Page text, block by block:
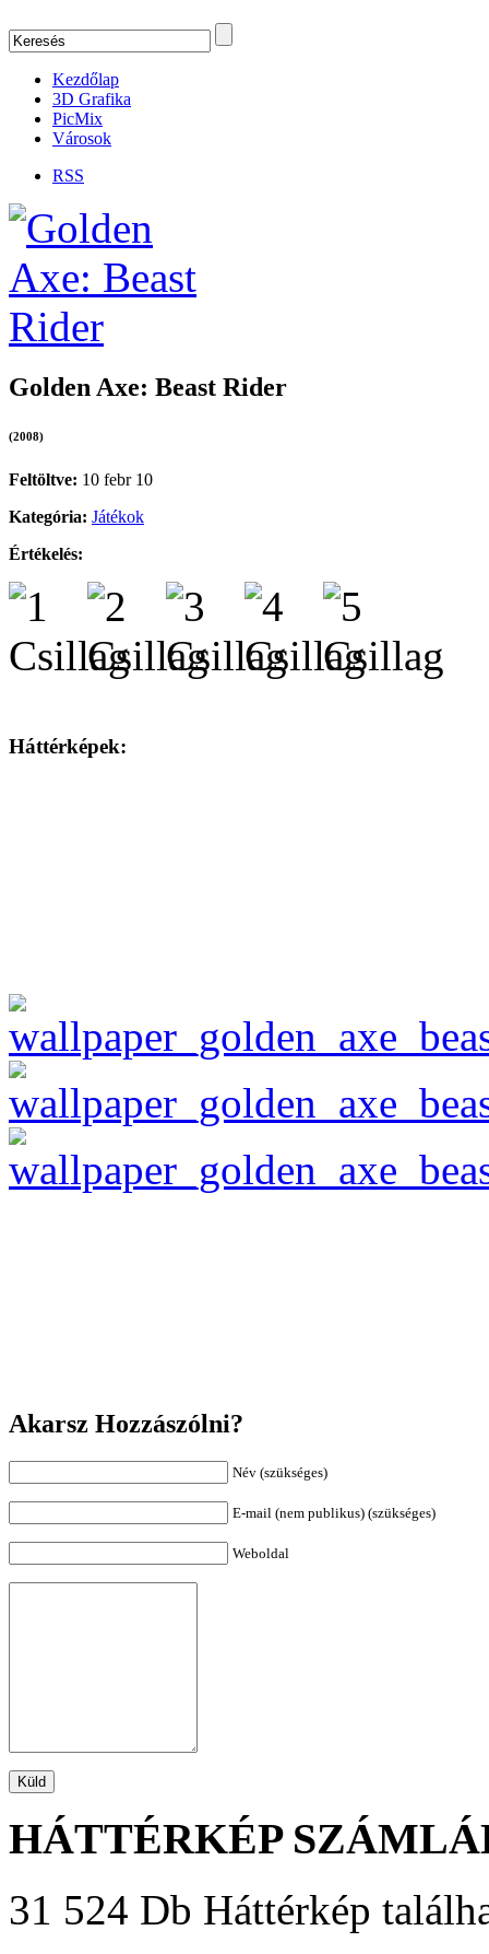
Kezdőlap
3D Grafika
PicMix
Városok
RSS
Golden Axe: Beast Rider
(2008)
Feltöltve: 10 febr 10
Kategória: Játékok
Értékelés:
Háttérképek:
Akarsz Hozzászólni?
Név (szükséges)
E-mail (nem publikus) (szükséges)
Weboldal
HÁTTÉRKÉP
31 524 Db Háttérkép